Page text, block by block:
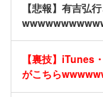
【悲報】有吉弘
【裏技】iTunes
がこちら